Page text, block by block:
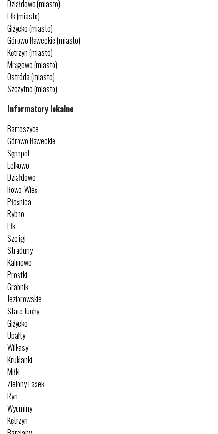
Działdowo (miasto)
Ełk (miasto)
Giżycko (miasto)
Górowo Iławeckie (miasto)
Kętrzyn (miasto)
Mrągowo (miasto)
Ostróda (miasto)
Szczytno (miasto)
Informatory lokalne
Bartoszyce
Górowo Iławeckie
Sępopol
Lelkowo
Działdowo
Iłowo-Wieś
Płośnica
Rybno
Ełk
Szeligi
Straduny
Kalinowo
Prostki
Grabnik
Jeziorowskie
Stare Juchy
Giżycko
Upałty
Wilkasy
Kruklanki
Miłki
Zielony Lasek
Ryn
Wydminy
Kętrzyn